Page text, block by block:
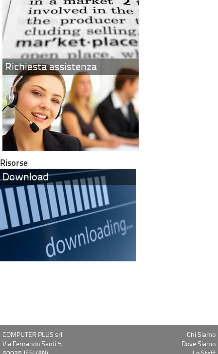
Richiesta assistenza
Risorse
Download
COMPUTER PLUS srl
Via Fernando Santi 5
Chi Siamo
Dove Siamo